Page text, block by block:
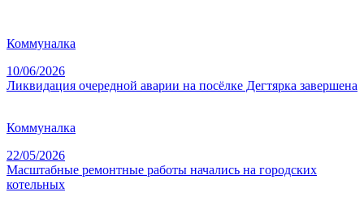
Коммуналка
10/06/2026
Ликвидация очередной аварии на посёлке Дегтярка завершена
Коммуналка
22/05/2026
Масштабные ремонтные работы начались на городских
котельных